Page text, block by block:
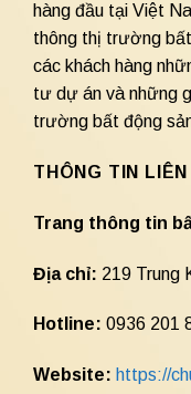
hàng đầu tại Việt
thông thị trường bất
các khách hàng
tư dự án và những
trường bất động
THÔNG TIN LIÊN
Trang thông tin
Địa chỉ: 219 Trung
Hotline: 0936 201
Website: https://